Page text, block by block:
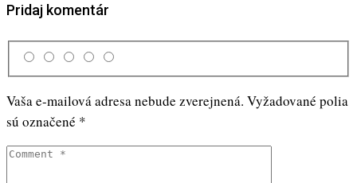
Pridaj komentár
Vaša e-mailová adresa nebude zverejnená. Vyžadované polia
sú označené *